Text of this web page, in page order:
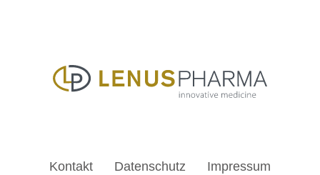
Kontakt Datenschutz Impressum